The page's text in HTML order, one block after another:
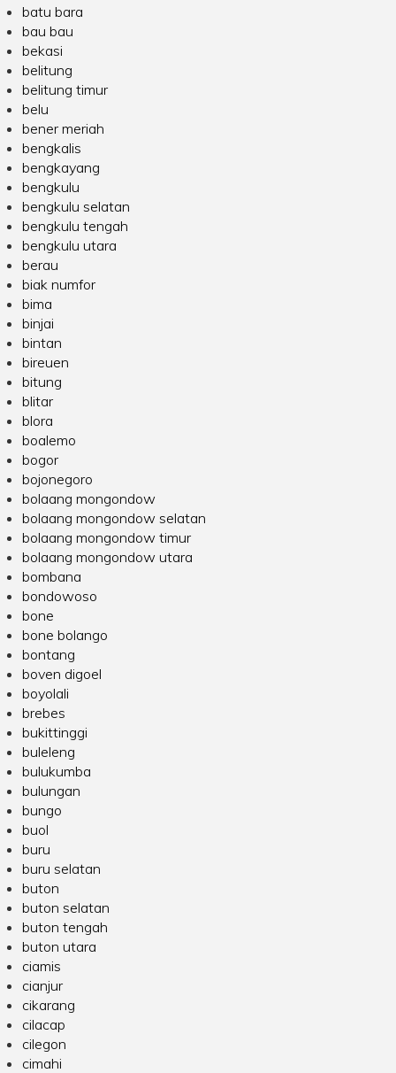
batu bara
bau bau
bekasi
belitung
belitung timur
belu
bener meriah
bengkalis
bengkayang
bengkulu
bengkulu selatan
bengkulu tengah
bengkulu utara
berau
biak numfor
bima
binjai
bintan
bireuen
bitung
blitar
blora
boalemo
bogor
bojonegoro
bolaang mongondow
bolaang mongondow selatan
bolaang mongondow timur
bolaang mongondow utara
bombana
bondowoso
bone
bone bolango
bontang
boven digoel
boyolali
brebes
bukittinggi
buleleng
bulukumba
bulungan
bungo
buol
buru
buru selatan
buton
buton selatan
buton tengah
buton utara
ciamis
cianjur
cikarang
cilacap
cilegon
cimahi